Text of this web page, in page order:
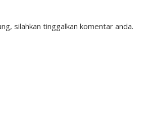
silahkan tinggalkan komentar anda.